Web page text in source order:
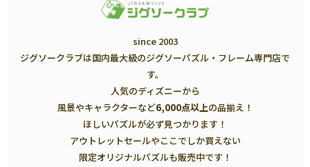
since 2003
ジグソークラブは国内最大級のジグソーパズル・フレーム専門店で
す。
人気のディズニーから
風景やキャラクターなど6,000点以上の品揃え！
ほしいパズルが必ず見つかります！
アウトレットセールやここでしか買えない
限定オリジナルパズルも販売中です！